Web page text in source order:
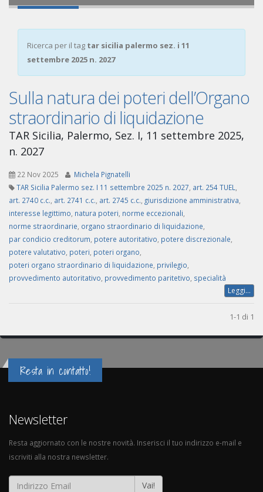
Ricerca per il tag tar sicilia palermo sez. i 11
settembre 2025 n. 2027
Sulla natura dei poteri dell’Organo
straordinario di liquidazione
TAR Sicilia, Palermo, Sez. I, 11 settembre 2025,
n. 2027
22 Nov 2025
Michela Pignatelli
TAR Sicilia Palermo sez. I 11 settembre 2025 n. 2027 art. 254 TUEL
art. 2740 c.c. art. 2741 c.c. art. 2745 c.c. giurisdizione amministrativa
interesse legittimo natura poteri norme eccezionali
norme straordinarie organo straordinario di liquidazione
par condicio creditorum potere autoritativo potere discrezionale
potere valutativo poteri poteri organo
poteri organo straordinario di liquidazione privilegio
provvedimento autoritativo provvedimento paritetivo specialità
Leggi...
1-1 di 1
Resta in contatto!
Newsletter
Resta aggiornato con le nostre novità. Inserisci il tuo indirizzo e-mail e
iscriviti alla nostra newsletter.
Vai!